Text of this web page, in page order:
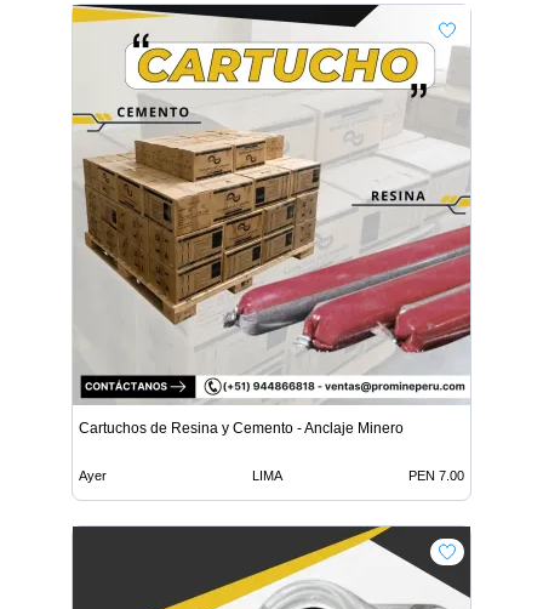
Cartuchos de Resina y Cemento - Anclaje Minero
Ayer LIMA PEN 7.00